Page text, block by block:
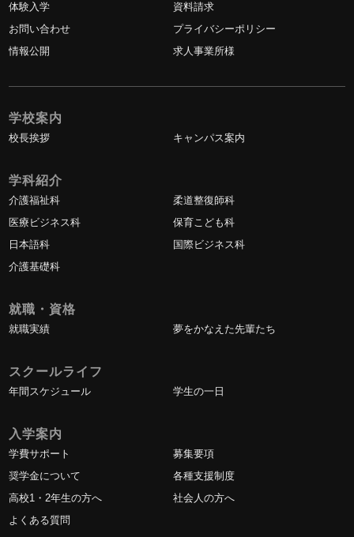
体験入学
資料請求
お問い合わせ
プライバシーポリシー
情報公開
求人事業所様
学校案内
校長挨拶 キャンパス案内
学科紹介
介護福祉科
柔道整復師科
医療ビジネス科
保育こども科
日本語科
国際ビジネス科
介護基礎科
就職・資格
就職実績 夢をかなえた先輩たち
スクールライフ
年間スケジュール 学生の一日
入学案内
学費サポート
募集要項
奨学金について
各種支援制度
高校1・2年生の方へ
社会人の方へ
よくある質問